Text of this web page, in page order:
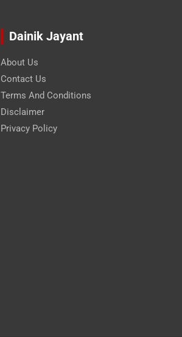
Dainik Jayant
About Us
Contact Us
Terms And Conditions
Disclaimer
Privacy Policy